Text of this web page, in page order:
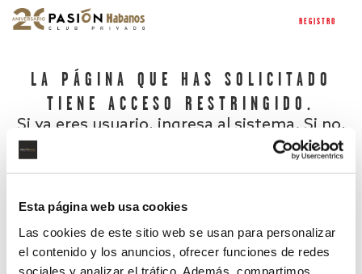
Esta página web usa cookies
Las cookies de este sitio web se usan para personalizar
el contenido y los anuncios, ofrecer funciones de redes
sociales y analizar el tráfico. Además, compartimos
REGISTRO
LA PÁGINA QUE HAS SOLICITADO
TIENE ACCESO RESTRINGIDO.
Si ya eres usuario, ingresa al sistema. Si no,